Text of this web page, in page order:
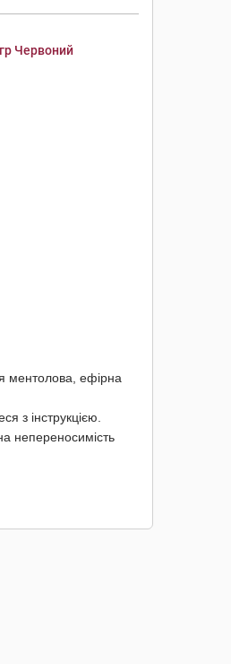
Червоний
ментолова, ефірна
з інструкцією.
непереносимість